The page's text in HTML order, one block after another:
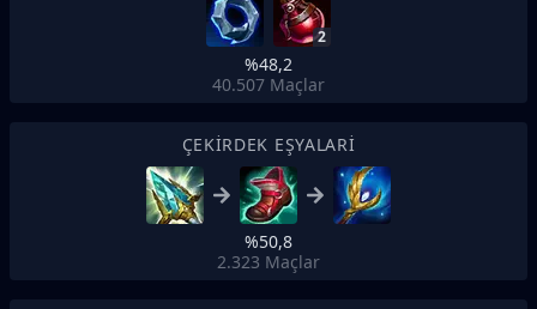
2
%48,2
40.507 Maçlar
ÇEKIRDEK EŞYALARI
%50,8
2.323 Maçlar